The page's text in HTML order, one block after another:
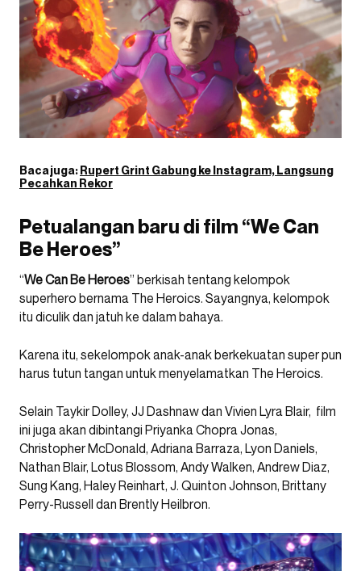
Baca juga:Rupert Grint Gabung ke Instagram, Langsung
Pecahkan Rekor
Petualangan baru di film “We Can
Be Heroes”
“We Can Be Heroes” berkisah tentang kelompok
superhero bernama The Heroics. Sayangnya, kelompok
itu diculik dan jatuh ke dalam bahaya.
Karena itu, sekelompok anak-anak berkekuatan super pun
harus tutun tangan untuk menyelamatkan The Heroics.
Selain Taykir Dolley, JJ Dashnaw dan Vivien Lyra Blair, film
ini juga akan dibintangi Priyanka Chopra Jonas,
Christopher McDonald, Adriana Barraza, Lyon Daniels,
Nathan Blair, Lotus Blossom, Andy Walken, Andrew Diaz,
Sung Kang, Haley Reinhart, J. Quinton Johnson, Brittany
Perry-Russell dan Brently Heilbron.